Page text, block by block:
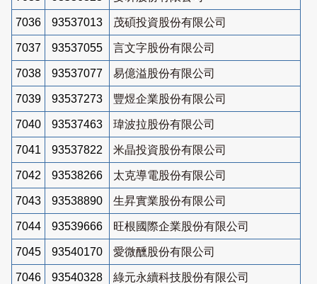
7036 93537013 茂碩投資股份有限公司
7037 93537055 言文字股份有限公司
7038 93537077 易億溢股份有限公司
7039 93537273 豐煜企業股份有限公司
7040 93537463 瑋波拉股份有限公司
7041 93537822 米晶投資股份有限公司
7042 93538266 太克導電股份有限公司
7043 93538890 生昇實業股份有限公司
7044 93539666 旺根國際企業股份有限公司
7045 93540170 愛微醺股份有限公司
7046 93540328 綠元永續科技股份有限公司